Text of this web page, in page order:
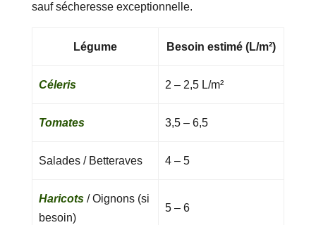
sauf sécheresse exceptionnelle.
Légume Besoin estimé (L/m²)
Céleris 2 – 2,5 L/m²
Tomates 3,5 – 6,5
Salades / Betteraves 4 – 5
Haricots / Oignons (si
besoin)
5 – 6